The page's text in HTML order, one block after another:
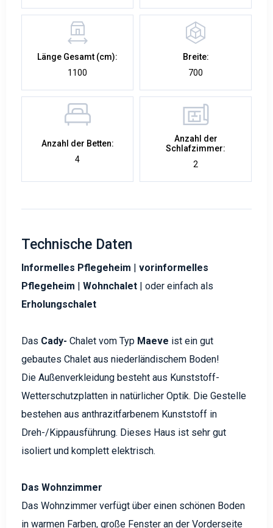
Länge Gesamt (cm):
1100
Breite:
700
Anzahl der Betten:
4
Anzahl der
Schlafzimmer:
2
Technische Daten
Informelles Pflegeheim | vorinformelles
Pflegeheim | Wohnchalet | oder einfach als
Erholungschalet
Das Cady- Chalet vom Typ Maeve ist ein gut
gebautes Chalet aus niederländischem Boden!
Die Außenverkleidung besteht aus Kunststoff-
Wetterschutzplatten in natürlicher Optik. Die Gestelle
bestehen aus anthrazitfarbenem Kunststoff in
Dreh-/Kippausführung. Dieses Haus ist sehr gut
isoliert und komplett elektrisch.
Das Wohnzimmer
Das Wohnzimmer verfügt über einen schönen Boden
in warmen Farben, große Fenster an der Vorderseite